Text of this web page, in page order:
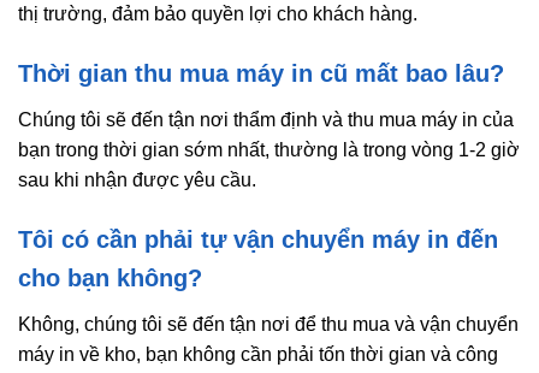
thị trường, đảm bảo quyền lợi cho khách hàng.
Thời gian thu mua máy in cũ mất bao lâu?
Chúng tôi sẽ đến tận nơi thẩm định và thu mua máy in của
bạn trong thời gian sớm nhất, thường là trong vòng 1-2 giờ
sau khi nhận được yêu cầu.
Tôi có cần phải tự vận chuyển máy in đến
cho bạn không?
Không, chúng tôi sẽ đến tận nơi để thu mua và vận chuyển
máy in về kho, bạn không cần phải tốn thời gian và công